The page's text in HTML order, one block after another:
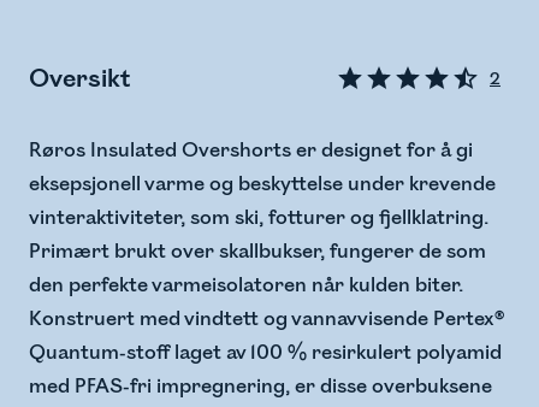
Oversikt 2
Røros Insulated Overshorts er designet for å gi
eksepsjonell varme og beskyttelse under krevende
vinteraktiviteter, som ski, fotturer og fjellklatring.
Primært brukt over skallbukser, fungerer de som
den perfekte varmeisolatoren når kulden biter.
Konstruert med vindtett og vannavvisende Pertex®
Quantum-stoff laget av 100 % resirkulert polyamid
med PFAS-fri impregnering, er disse overbuksene